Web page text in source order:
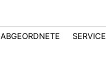
ABGEORDNETE
SERVICE